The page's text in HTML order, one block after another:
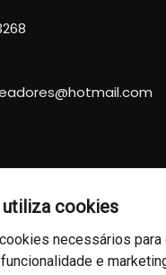
cookies
necessários
e